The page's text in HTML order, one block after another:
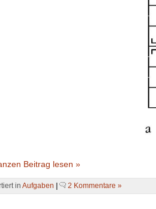
Beitrag lesen »
inAufgaben 2 Kommentare »